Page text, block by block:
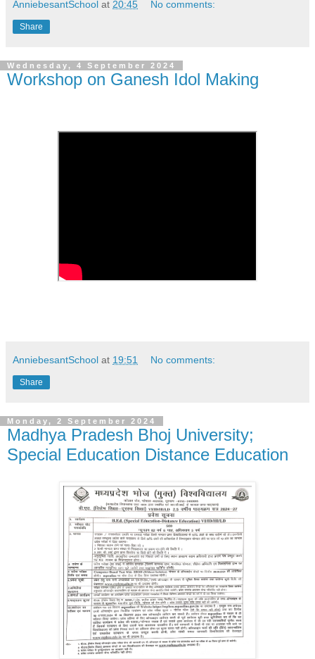
AnniebesantSchool at 20:45 No comments:
Share
Wednesday, 4 September 2024
Workshop on Ganesh Idol Making
AnniebesantSchool at 19:51 No comments:
Share
Monday, 2 September 2024
Madhya Pradesh Bhoj University;
Special Education Distance Education